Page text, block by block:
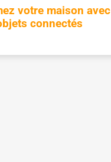
votre maison avec
connectés